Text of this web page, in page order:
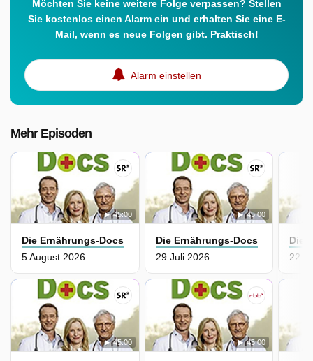
Möchten Sie keine weitere Folge verpassen? Stellen
Sie kostenlos einen Alarm ein und erhalten Sie eine E-
Mail, wenn es neue Folgen gibt. Praktisch!
Alarm einstellen
Mehr Episoden
45:00
Die Ernährungs-Docs
5 August 2026
45:00
Die Ernährungs-Docs
29 Juli 2026
45:00 45:00
Die
22